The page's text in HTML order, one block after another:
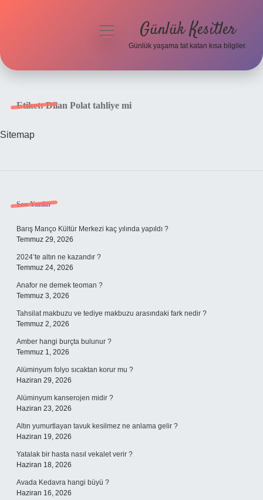
menüyü
Günlük Kesitler
Günlük yaşama tat katan kısa bilgiler.
Etiket:Dilan Polat tahliye mi
Sitemap
Sidebar
Son Yazılar
Barış Manço Kültür Merkezi kaç yılında yapıldı ?
Temmuz 29, 2026
2024’te altın ne kazandır ?
Temmuz 24, 2026
Anafor ne demek teoman ?
Temmuz 3, 2026
Tahsilat makbuzu ve tediye makbuzu arasındaki fark nedir ?
Temmuz 2, 2026
Amber hangi burçta bulunur ?
Temmuz 1, 2026
Alüminyum folyo sıcaktan korur mu ?
Haziran 29, 2026
Alüminyum kanserojen midir ?
Haziran 23, 2026
Altın yumurtlayan tavuk kesilmez ne anlama gelir ?
Haziran 19, 2026
Yatalak bir hasta nasıl vekalet verir ?
Haziran 18, 2026
Avada Kedavra hangi büyü ?
Haziran 16, 2026